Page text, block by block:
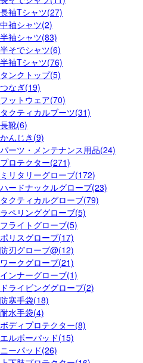
長袖Tシャツ(27)
中袖シャツ(2)
半袖シャツ(83)
半そでシャツ(6)
半袖Tシャツ(76)
タンクトップ(5)
つなぎ(19)
フットウェア(70)
タクティカルブーツ(31)
長靴(6)
かんじき(9)
パーツ・メンテナンス用品(24)
プロテクター(271)
ミリタリーグローブ(172)
ハードナックルグローブ(23)
タクティカルグローブ(79)
ラペリンググローブ(5)
フライトグローブ(5)
ポリスグローブ(17)
防刃グローブ@(12)
ワークグローブ(21)
インナーグローブ(1)
ドライビンググローブ(2)
防寒手袋(18)
耐水手袋(4)
ボディプロテクター(8)
エルボーパッド(15)
ニーパッド(26)